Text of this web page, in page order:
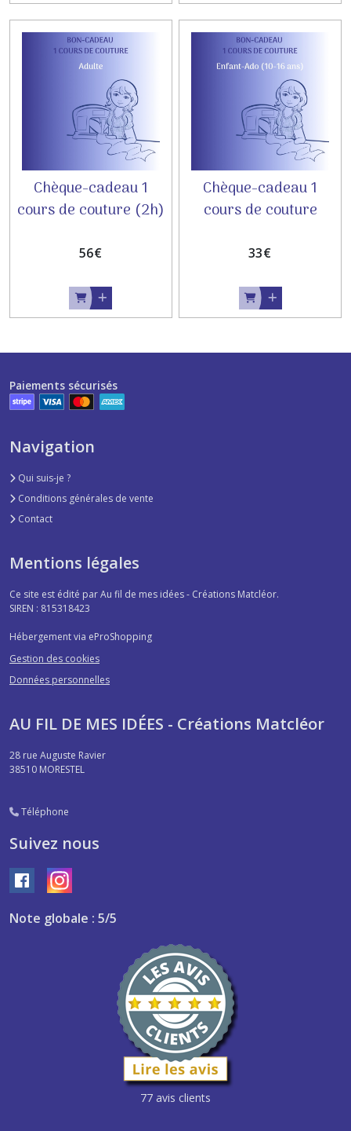
Chèque-cadeau 1
cours de couture (2h)
56€
Chèque-cadeau 1
cours de couture
33€
Paiements sécurisés
Navigation
Qui suis-je ?
Conditions générales de vente
Contact
Mentions légales
Ce site est édité par Au fil de mes idées - Créations Matcléor.
SIREN : 815318423
Hébergement via eProShopping
Gestion des cookies
Données personnelles
AU FIL DE MES IDÉES - Créations Matcléor
28 rue Auguste Ravier
38510 MORESTEL
Téléphone
Suivez nous
Note globale : 5/5
77 avis clients